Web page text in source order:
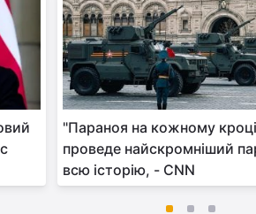
"Параноя на кожному
проведе найскромніший
всю історію, - CNN